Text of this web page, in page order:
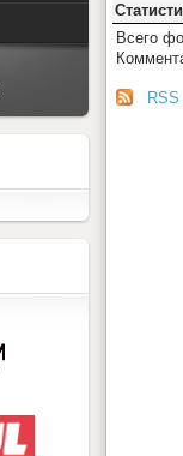
Всего